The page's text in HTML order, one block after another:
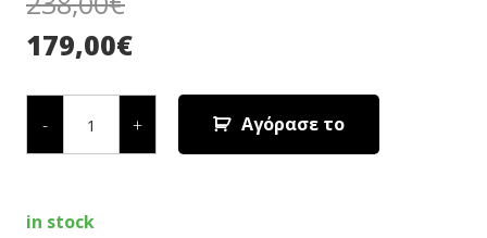
179,00€
-
ΠΕΡΙΣΤΡΟΦΙΚΟ
ΠΙΣΤΟΛΕΤΟ
ΜΠΑΤΑΡΙΑΣ
3850
AA
+ Αγόρασε το
in stock